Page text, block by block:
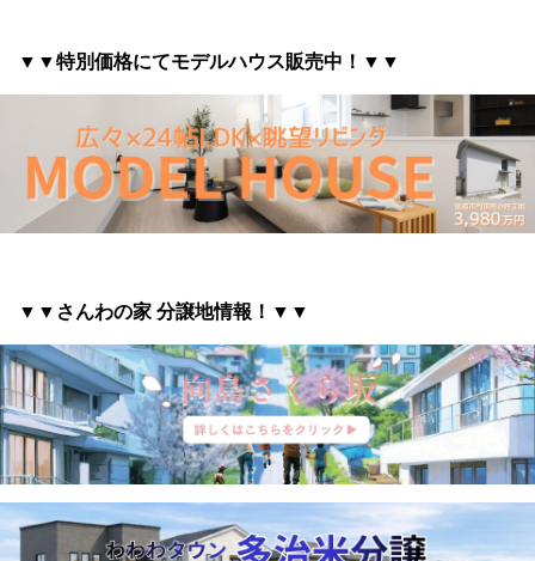
▼▼特別価格にてモデルハウス販売中！▼▼
▼▼さんわの家 分譲地情報 ！▼▼